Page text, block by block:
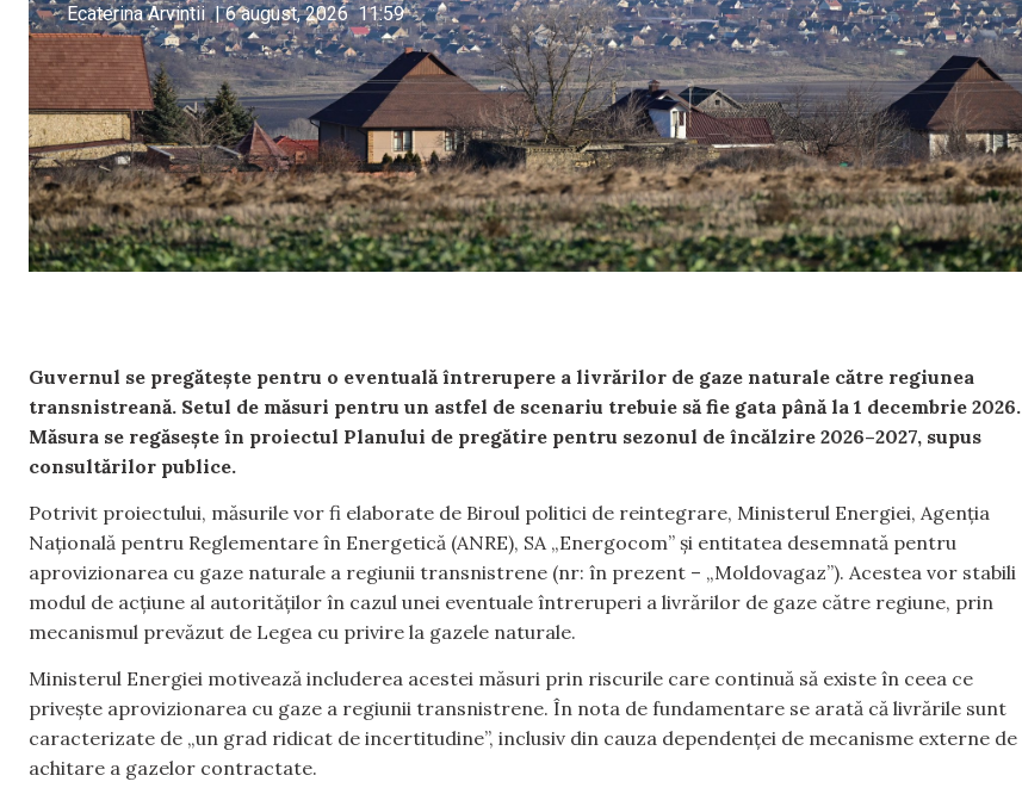
Ecaterina Arvintii | 6 august, 2026 11:59
Guvernul se pregătește pentru o eventuală întrerupere a livrărilor de gaze naturale către regiunea
transnistreană. Setul de măsuri pentru un astfel de scenariu trebuie să fie gata până la 1 decembrie 2026.
Măsura se regăsește în proiectul Planului de pregătire pentru sezonul de încălzire 2026–2027, supus
consultărilor publice.
Potrivit proiectului, măsurile vor fi elaborate de Biroul politici de reintegrare, Ministerul Energiei, Agenția
Națională pentru Reglementare în Energetică (ANRE), SA „Energocom” și entitatea desemnată pentru
aprovizionarea cu gaze naturale a regiunii transnistrene (nr: în prezent – „Moldovagaz”). Acestea vor stabili
modul de acțiune al autorităților în cazul unei eventuale întreruperi a livrărilor de gaze către regiune, prin
mecanismul prevăzut de Legea cu privire la gazele naturale.
Ministerul Energiei motivează includerea acestei măsuri prin riscurile care continuă să existe în ceea ce
privește aprovizionarea cu gaze a regiunii transnistrene. În nota de fundamentare se arată că livrările sunt
caracterizate de „un grad ridicat de incertitudine”, inclusiv din cauza dependenței de mecanisme externe de
achitare a gazelor contractate.